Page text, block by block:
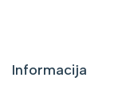
Informacija